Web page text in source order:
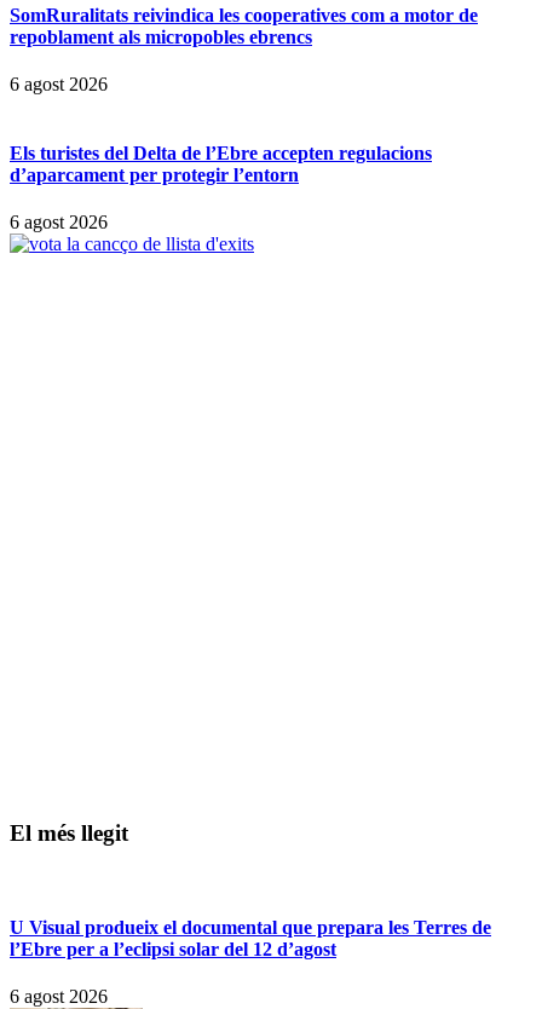
SomRuralitats reivindica les cooperatives com a motor de
repoblament als micropobles ebrencs
6 agost 2026
Els turistes del Delta de l’Ebre accepten regulacions
d’aparcament per protegir l’entorn
6 agost 2026
El més llegit
U Visual produeix el documental que prepara les Terres de
l’Ebre per a l’eclipsi solar del 12 d’agost
6 agost 2026